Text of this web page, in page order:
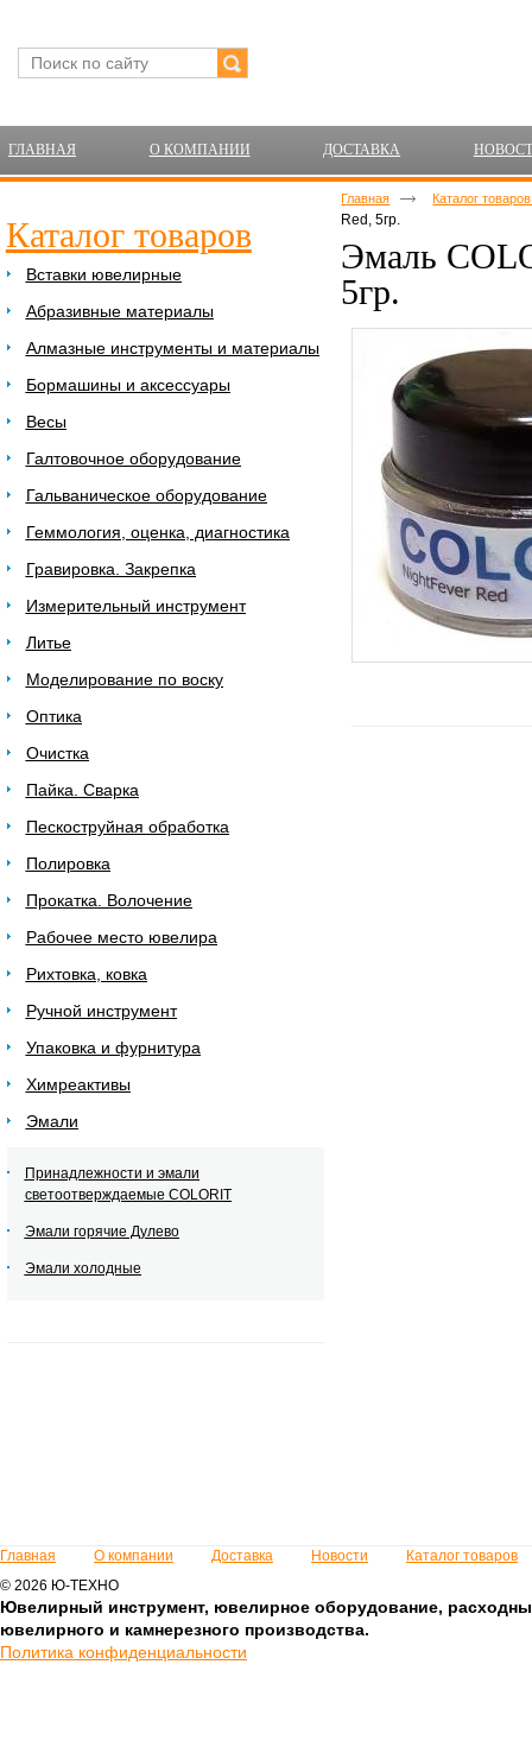
ГЛАВНАЯ О КОМПАНИИ ДОСТАВКА
Каталог товаров
Вставки ювелирные
Абразивные материалы
Алмазные инструменты и материалы
Бормашины и аксессуары
Весы
Галтовочное оборудование
Гальваническое оборудование
Геммология, оценка, диагностика
Гравировка. Закрепка
Измерительный инструмент
Литье
Моделирование по воску
Оптика
Очистка
Пайка. Сварка
Пескоструйная обработка
Полировка
Прокатка. Волочение
Рабочее место ювелира
Рихтовка, ковка
Ручной инструмент
Упаковка и фурнитура
Химреактивы
Эмали
Принадлежности и эмали
светоотверждаемые COLORIT
Эмали горячие Дулево
Эмали холодные
Главная Каталог
Red, 5гр.
Эмаль
5гр.
Главная О компании Доставка Новости
Каталог товаров
© 2026 Ю-ТЕХНО
Ювелирный инструмент, ювелирное оборудование,
ювелирного и камнерезного производства.
Политика конфиденциальности